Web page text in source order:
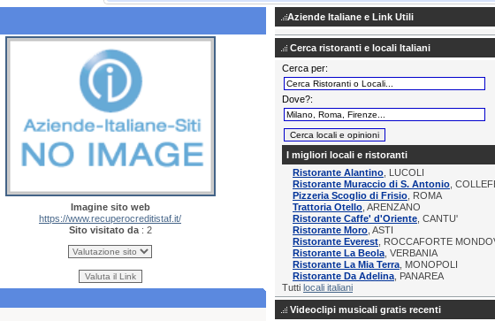
Imagine sito web
https://www.recuperocreditistaf.it/
Sito visitato da : 2
Aziende Italiane e Link Utili
Cerca ristoranti e locali Italiani
Cerca per:
Dove?:
I migliori locali e ristoranti
Ristorante Alantino , LUCOLI
Ristorante Muraccio di S. Antonio ,
Pizzeria Scoglio di Frisio , ROMA
Trattoria Otello , ARENZANO
Ristorante Caffe' d'Oriente , CANTU'
Ristorante Moro , ASTI
Ristorante Everest , ROCCAFORTE
Ristorante La Beola , VERBANIA
Ristorante La Mia Terra , MONOPOLI
Ristorante Da Adelina , PANAREA
Tutti locali italiani
Videoclipi musicali gratis recenti